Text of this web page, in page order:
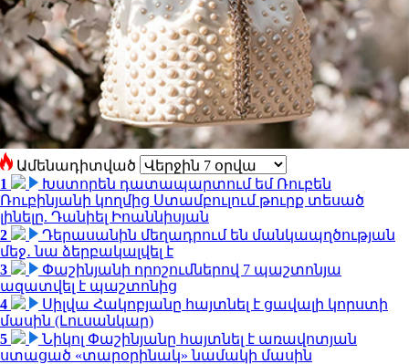
Ամենադիտված
1
Խստորեն դատապարտում եմ Ռուբեն
Ռուբինյանի կողմից Ստամբուլում թուրք տեսած
լինելը. Դանիել Իոաննիսյան
2
Դերասանին մեղադրում են մանկապղծության
մեջ․ նա ձերբակալվել է
3
Փաշինյանի որոշումներով 7 պաշտոնյա
ազատվել է պաշտոնից
4
Սիլվա Հակոբյանը հայտնել է ցավալի կորստի
մասին (Լուսանկար)
5
Նիկոլ Փաշինյանը հայտնել է առավոտյան
ստացած «տարօրինակ» նամակի մասին